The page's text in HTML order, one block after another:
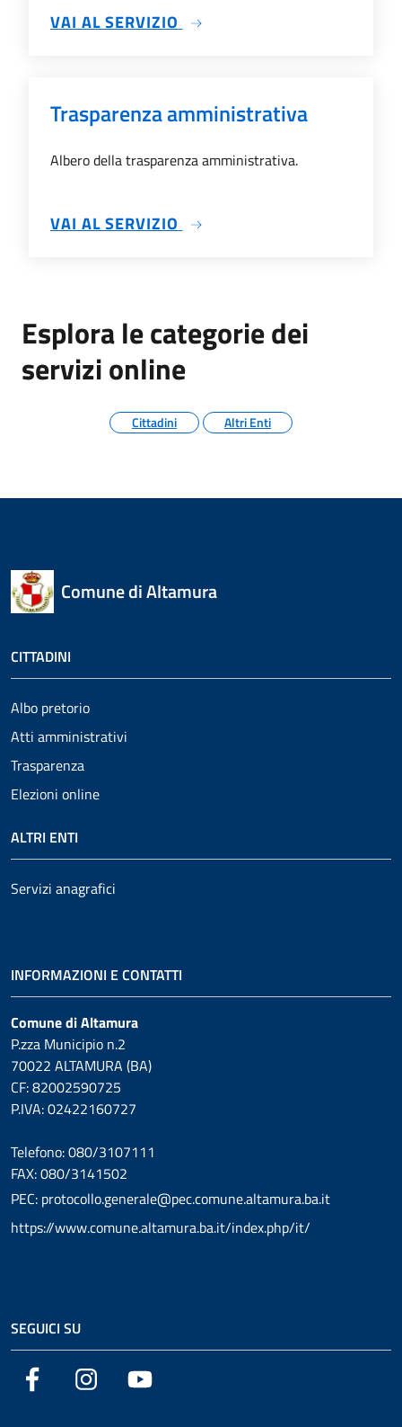
VAI AL SERVIZIO SU DOCUMENTI ALL'ALBO
Trasparenza amministrativa
Albero della trasparenza amministrativa.
VAI AL SERVIZIO SU TRASPARENZA
Esplora le categorie dei
servizi online
Cittadini Altri Enti
Comune di Altamura
CITTADINI
Albo pretorio
Atti amministrativi
Trasparenza
Elezioni online
ALTRI ENTI
Servizi anagrafici
INFORMAZIONI E CONTATTI
Comune di Altamura
P.zza Municipio n.2
70022 ALTAMURA (BA)
CF: 82002590725
P.IVA: 02422160727
Telefono: 080/3107111
FAX: 080/3141502
PEC: protocollo.generale@pec.comune.altamura.ba.it
https://www.comune.altamura.ba.it/index.php/it/
SEGUICI SU
Facebook Instagram